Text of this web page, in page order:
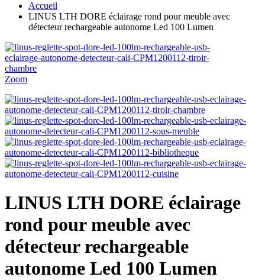
Accueil
LINUS LTH DORE éclairage rond pour meuble avec
détecteur rechargeable autonome Led 100 Lumen
Zoom
LINUS LTH DORE éclairage
rond pour meuble avec
détecteur rechargeable
autonome Led 100 Lumen